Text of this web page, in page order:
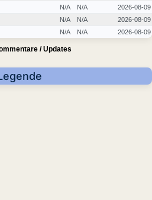
N/A N/A
2026-08-09
N/A N/A
2026-08-09
N/A N/A 2026-08-09
/ Updates